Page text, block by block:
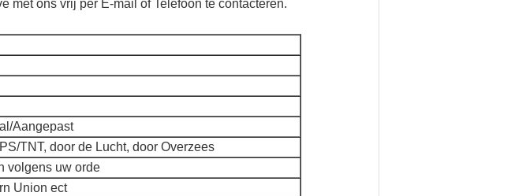
met ons vrij per E-mail of Telefoon te contacteren.
Aangepast
TNT, door de Lucht, door Overzees
volgens uw orde
Union ect